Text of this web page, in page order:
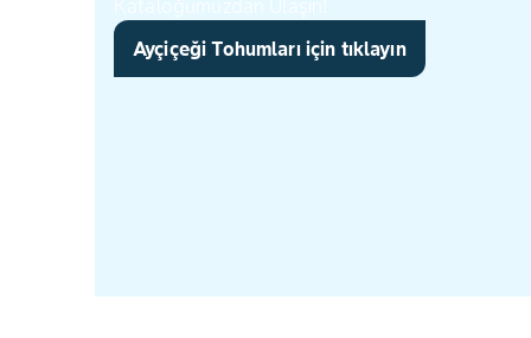
Kataloğumuzdan Ulaşın!
Ayçiçeği Tohumları için tıklayın